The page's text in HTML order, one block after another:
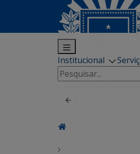
Institucional
Pesquisar
por: